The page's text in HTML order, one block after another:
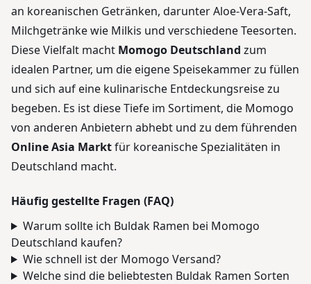
an koreanischen Getränken, darunter Aloe-Vera-Saft,
Milchgetränke wie Milkis und verschiedene Teesorten.
Diese Vielfalt macht Momogo Deutschland zum
idealen Partner, um die eigene Speisekammer zu füllen
und sich auf eine kulinarische Entdeckungsreise zu
begeben. Es ist diese Tiefe im Sortiment, die Momogo
von anderen Anbietern abhebt und zu dem führenden
Online Asia Marktfür koreanische Spezialitäten in
Deutschland macht.
Häufig gestellte Fragen (FAQ)
Warum sollte ich Buldak Ramen bei Momogo
Deutschland kaufen?
Wie schnell ist der Momogo Versand?
Welche sind die beliebtesten Buldak Ramen Sorten